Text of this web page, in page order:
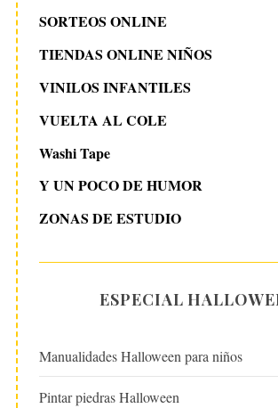
SORTEOS ONLINE
TIENDAS ONLINE NIÑOS
VINILOS INFANTILES
VUELTA AL COLE
Washi Tape
Y UN POCO DE HUMOR
ZONAS DE ESTUDIO
ESPECIAL
Manualidades Halloween para niños
Pintar piedras Halloween